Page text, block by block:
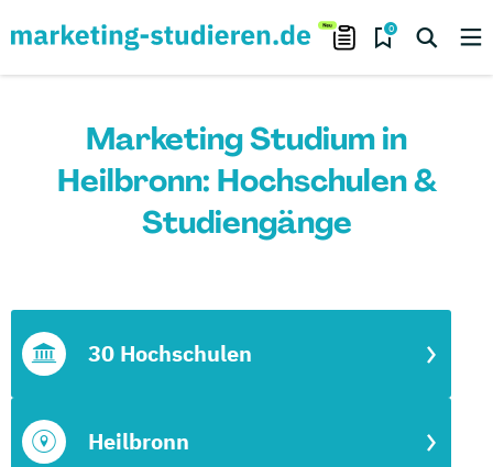
0
Marketing Studium in
Heilbronn: Hochschulen &
Studiengänge
Heilbronn
30 Hochschulen